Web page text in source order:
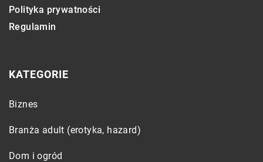
Polityka prywatności
Regulamin
KATEGORIE
Biznes
Branża adult (erotyka, hazard)
Dom i ogród